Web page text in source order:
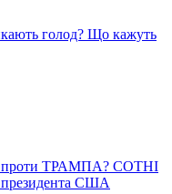
голод? Що кажуть
ТРАМПА? СОТНІ
США